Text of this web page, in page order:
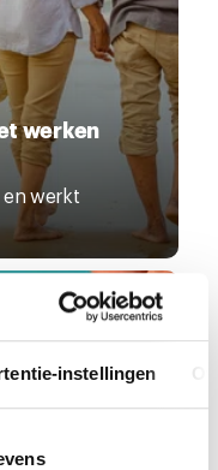
instellingen
werken
en werkt